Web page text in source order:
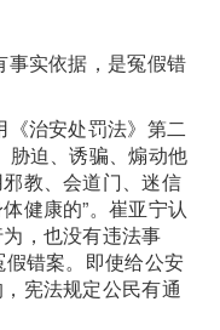
事实依据，是冤假错
治安处罚法》第二
胁迫、诱骗、煽动他
教、会道门、迷信
健康的”。崔亚宁认
，也没有违法事
错案。即使给公安
宪法规定公民有通